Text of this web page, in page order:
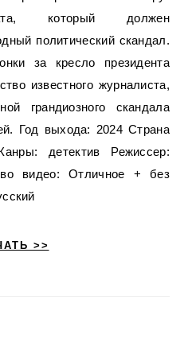
который должен
политический скандал.
за кресло президента
известного журналиста,
грандиозного скандала
Год выхода: 2024 Страна
детектив Режиссер:
видео: Отличное + без
>>